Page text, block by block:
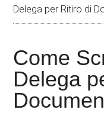
Delega per Ritiro di
Come
Delega